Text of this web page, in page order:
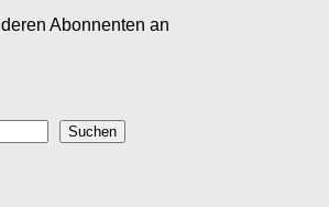
Abonnenten an
Suchen